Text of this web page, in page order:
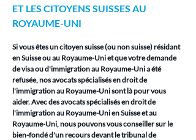
ET LES CITOYENS SUISSES AU
ROYAUME-UNI
Si vous êtes un citoyen suisse (ou non suisse) résidant
en Suisse ou au Royaume-Uni et que votre demande
de visa ou d'immigration au Royaume-Uni a été
refusée, nos avocats spécialisés en droit de
l'immigration au Royaume-Uni sont là pour vous
aider. Avec des avocats spécialisés en droit de
l'immigration au Royaume-Uni en Suisse et au
Royaume-Uni, nous pouvons vous conseiller sur le
bien-fondé d'un recours devant le tribunal de